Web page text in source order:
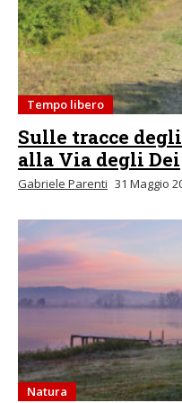
Tempo libero
Sulle tracce
alla Via degli Dei
Gabriele Parenti 31 Maggio
Natura